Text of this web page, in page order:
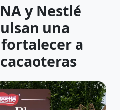
y Nestlé
una
a